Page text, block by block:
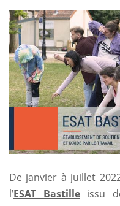
De janvier à juillet
l’ESAT Bastilleissu